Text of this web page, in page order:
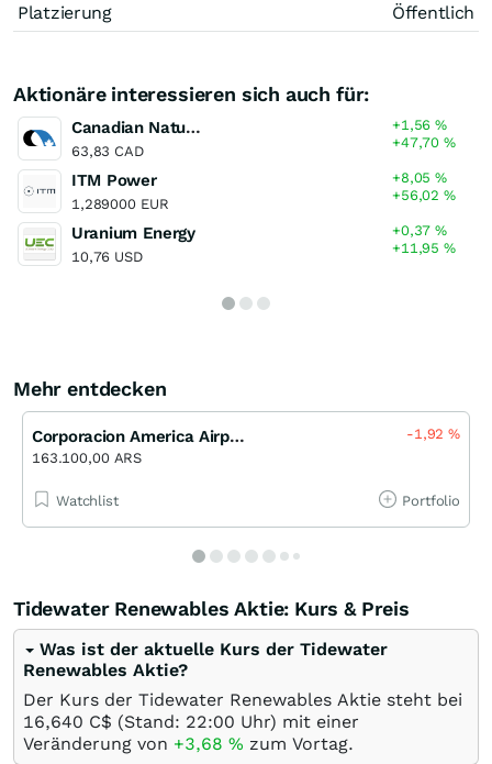
Platzierung
Öffentlich
Aktionäre interessieren sich auch für:
Canadian Natural Resources
63,83 CAD
+1,56%
+47,70%
ITM Power
1,289000 EUR
+8,05%
+56,02%
Uranium Energy
10,76 USD
+0,37%
+11,95%
Mehr entdecken
Corporacion America Airports
163.100,00 ARS
-1,92%
Watchlist Portfolio
Tidewater Renewables Aktie: Kurs & Preis
Was ist der aktuelle Kurs der Tidewater
Renewables Aktie?
Der Kurs der Tidewater Renewables Aktie steht bei
16,640 C$ (Stand: 22:00 Uhr) mit einer
Veränderung von +3,68 % zum Vortag.